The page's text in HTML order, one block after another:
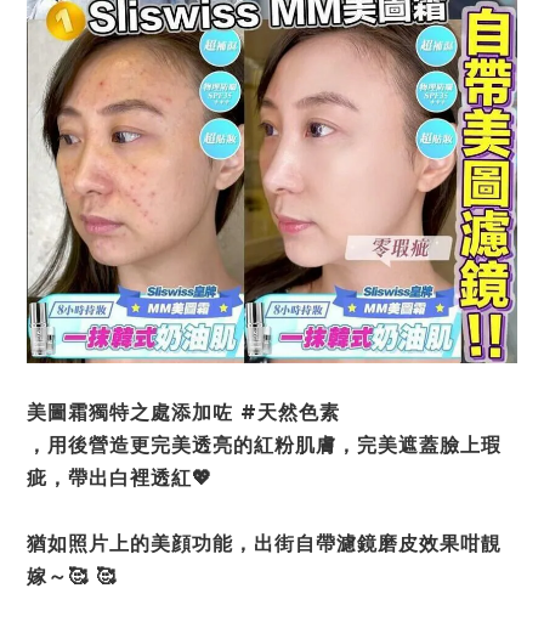
美圖霜獨特之處添加咗 #天然色素
，用後營造更完美透亮的紅粉肌膚，完美遮蓋臉上瑕
疵，帶出白裡透紅💖
猶如照片上的美顔功能，出街自帶濾鏡磨皮效果咁靚
嫁～🥰 🥰